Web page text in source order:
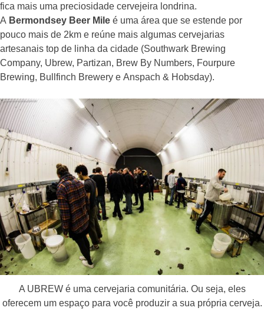
fica mais uma preciosidade cervejeira londrina.
A Bermondsey Beer Mile é uma área que se estende por
pouco mais de 2km e reúne mais algumas cervejarias
artesanais top de linha da cidade (Southwark Brewing
Company, Ubrew, Partizan, Brew By Numbers, Fourpure
Brewing, Bullfinch Brewery e Anspach & Hobsday).
A UBREW é uma cervejaria comunitária. Ou seja, eles
oferecem um espaço para você produzir a sua própria cerveja.